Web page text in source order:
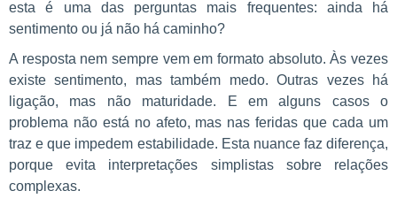
esta é uma das perguntas mais frequentes: ainda há
sentimento ou já não há caminho?
A resposta nem sempre vem em formato absoluto. Às vezes
existe sentimento, mas também medo. Outras vezes há
ligação, mas não maturidade. E em alguns casos o
problema não está no afeto, mas nas feridas que cada um
traz e que impedem estabilidade. Esta nuance faz diferença,
porque evita interpretações simplistas sobre relações
complexas.